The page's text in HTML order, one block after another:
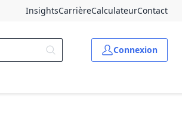
InsightsCarrièreCalculateurContact
Connexion